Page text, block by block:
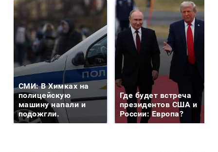
СМИ: В Химках на
полицейскую
машину напали и
подожгли.
Где будет встреча
президентов США и
России: Европа?